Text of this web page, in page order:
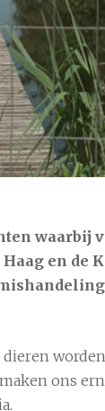
waarbij
Haag en de
ons